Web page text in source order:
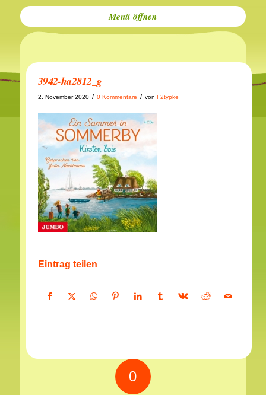
Menü
3942-ha2812_g
2. November 2020 / 0 Kommentare / von F2typke
Eintrag teilen
0